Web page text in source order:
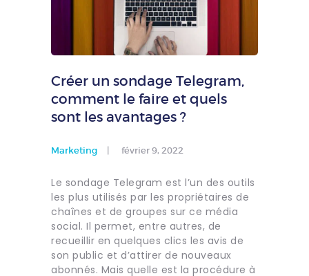
Créer un sondage Telegram,
comment le faire et quels
sont les avantages ?
Marketing février 9, 2022
Le sondage Telegram est l’un des outils
les plus utilisés par les propriétaires de
chaînes et de groupes sur ce média
social. Il permet, entre autres, de
recueillir en quelques clics les avis de
son public et d’attirer de nouveaux
abonnés. Mais quelle est la procédure à